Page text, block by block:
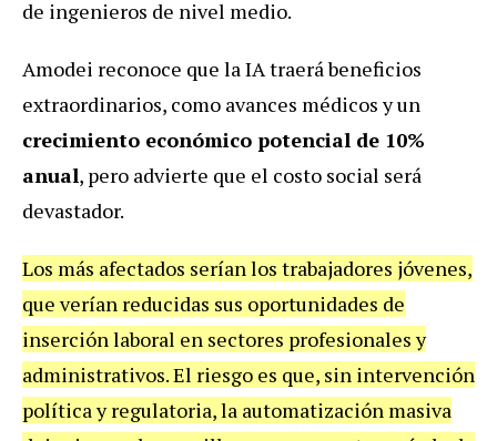
de ingenieros de nivel medio.
Amodei reconoce que la IA traerá beneficios
extraordinarios, como avances médicos y un
crecimiento económico potencial de 10%
anual, pero advierte que el costo social será
devastador.
Los más afectados serían los trabajadores jóvenes,
que verían reducidas sus oportunidades de
inserción laboral en sectores profesionales y
administrativos. El riesgo es que, sin intervención
política y regulatoria, la automatización masiva